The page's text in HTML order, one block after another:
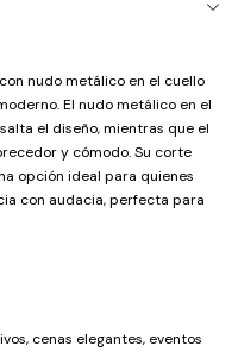
nudo metálico en el cuello
El nudo metálico en el
el diseño, mientras que el
y cómodo. Su corte
opción ideal para quienes
con audacia, perfecta para
cenas elegantes, eventos